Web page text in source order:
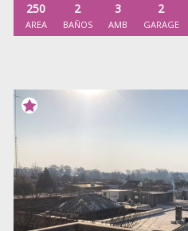
250
AREA
2
BAÑOS
3
AMB
2
GARAGE